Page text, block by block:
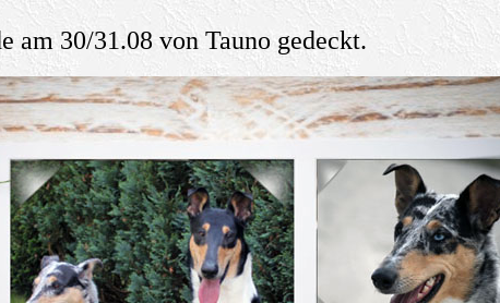
30/31.08 von Tauno gedeckt.